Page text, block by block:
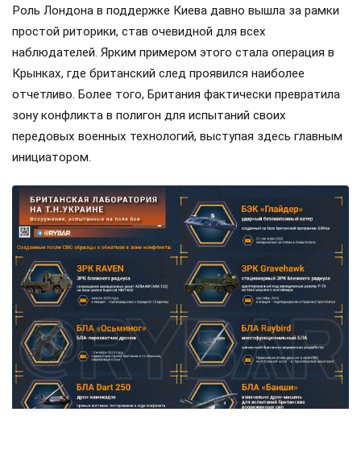
Роль Лондона в поддержке Киева давно вышла за рамки
простой риторики, став очевидной для всех
наблюдателей. Ярким примером этого стала операция в
Крынках, где британский след проявился наиболее
отчетливо. Более того, Британия фактически превратила
зону конфликта в полигон для испытаний своих
передовых военных технологий, выступая здесь главным
инициатором.